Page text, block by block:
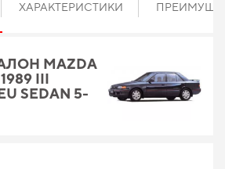
ХАРАКТЕРИСТИКИ
MAZDA
III
SEDAN 5-